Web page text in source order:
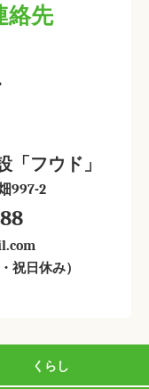
絡先
「フウド」
997-2
祝日休み）
くらし